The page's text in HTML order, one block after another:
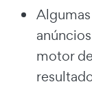
motor